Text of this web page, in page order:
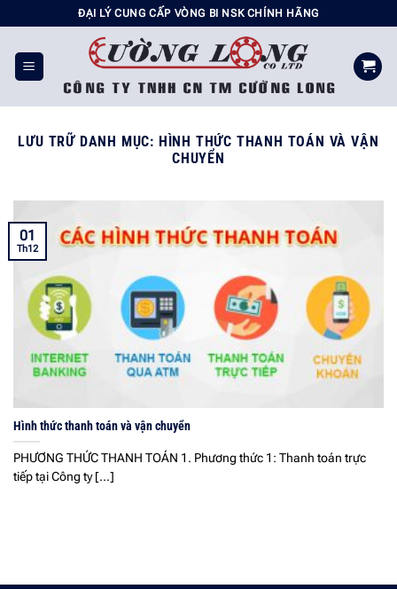
đến
nội
dung
ĐẠI LÝ CUNG CẤP VÒNG BI NSK CHÍNH HÃNG
LƯU TRỮ DANH MỤC: HÌNH THỨC THANH TOÁN VÀ VẬN
CHUYỂN
Hình thức thanh toán và vận chuyển
PHƯƠNG THỨC THANH TOÁN 1. Phương thức 1: Thanh toán trực
tiếp tại Công ty [...]
01
Th12